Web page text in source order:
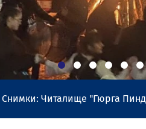
Снимки: Читалище "Гюрга